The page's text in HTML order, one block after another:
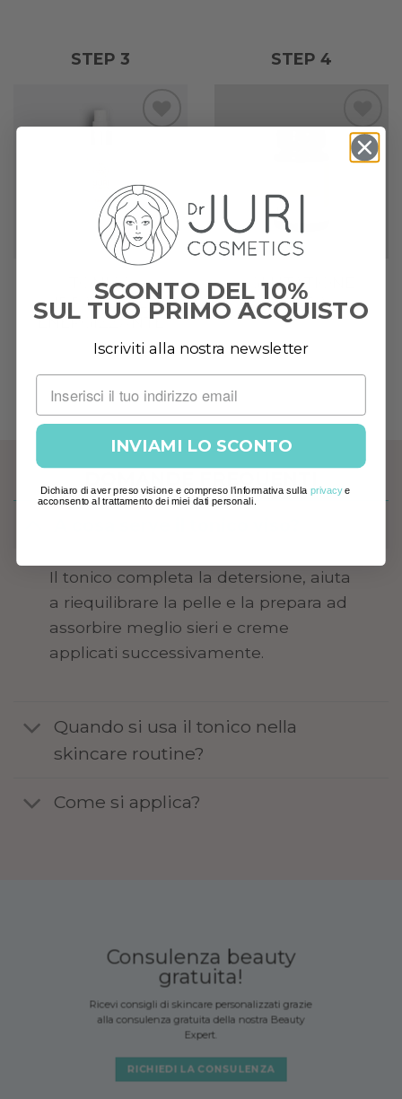
STEP 3
TONICO
IDRATANTE
ENERGIZZANTE
STEP 4
Add to
wishlist
GLUTATIONE
EXTRA
Il tonico completa la detersione, aiuta
a riequilibrare la pelle e la prepara ad
assorbire meglio sieri e creme
applicati successivamente.
Quando si usa il tonico nella
skincare routine?
Come si applica?
Consulenza beauty
gratuita!
Ricevi consigli di skincare personalizzati grazie
alla consulenza gratuita della nostra Beauty
Expert.
RICHIEDI LA CONSULENZA
SCONTO DEL 10%
SUL TUO PRIMO ACQUISTO
Iscriviti alla nostra newsletter
INVIAMI LO SCONTO
Dichiaro di aver preso visione e compreso l'informativa sulla privacye
acconsento al trattamento dei miei dati personali.